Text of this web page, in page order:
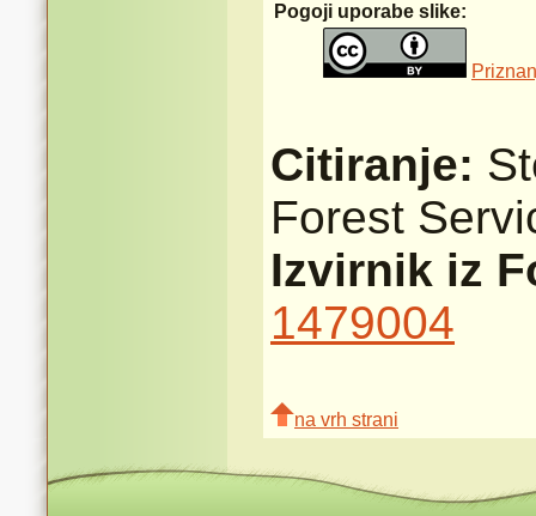
Pogoji uporabe slike:
Citiranje:
Forest
Izvirnik iz
1479004
na vrh strani